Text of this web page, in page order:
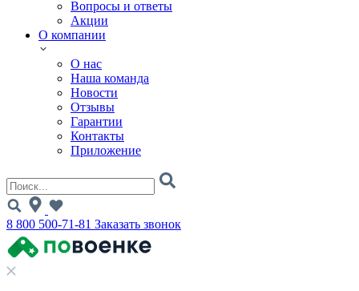
Вопросы и ответы
Акции
О компании
О нас
Наша команда
Новости
Отзывы
Гарантии
Контакты
Приложение
8 800 500-71-81 Заказать звонок